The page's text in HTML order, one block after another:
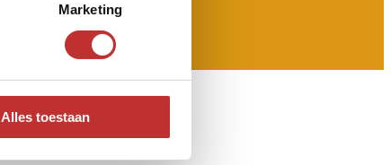
Marketing
Alles toestaan